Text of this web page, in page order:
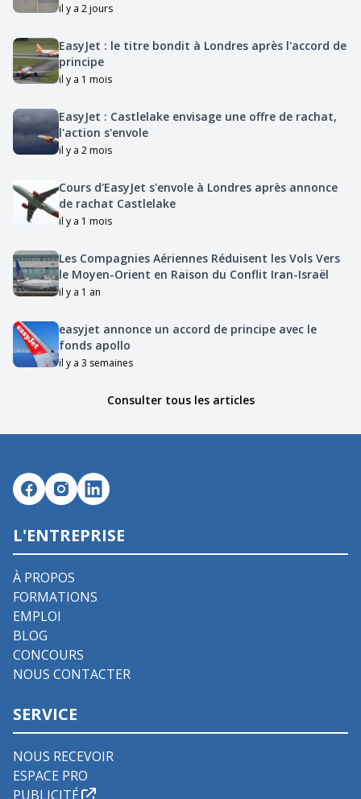
il y a 2 jours
EasyJet : le titre bondit à Londres après l'accord de
principe
il y a 1 mois
EasyJet : Castlelake envisage une offre de rachat,
l'action s'envole
il y a 2 mois
Cours d'EasyJet s'envole à Londres après annonce
de rachat Castlelake
il y a 1 mois
Les Compagnies Aériennes Réduisent les Vols Vers
le Moyen-Orient en Raison du Conflit Iran-Israël
il y a 1 an
easyjet annonce un accord de principe avec le
fonds apollo
il y a 3 semaines
Consulter tous les articles
L'ENTREPRISE
À PROPOS
FORMATIONS
EMPLOI
BLOG
CONCOURS
NOUS CONTACTER
SERVICE
NOUS RECEVOIR
ESPACE PRO
PUBLICITÉ